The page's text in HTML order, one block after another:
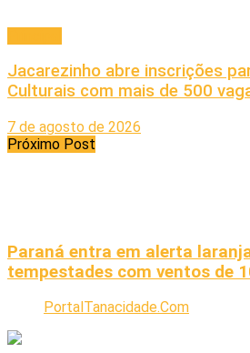
Jacarezinho abre inscrições
Culturais com mais de 500
7 de agosto de 2026
Próximo Post
Paraná entra em alerta
tempestades com ventos de
PortalTanacidade.Com